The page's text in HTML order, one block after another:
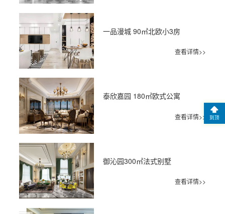
一品漫城 90㎡北欧小3房
查看详情>>
泰欣嘉园 180㎡欧式公寓
查看详情>>
御沁园300㎡法式别墅
查看详情>>
到顶